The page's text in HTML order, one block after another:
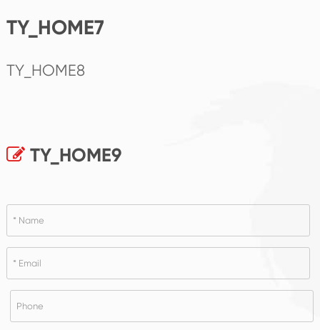
TY_HOME7
TY_HOME8
TY_HOME9